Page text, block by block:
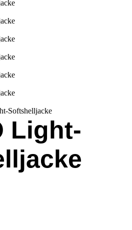
Softshelljacke
Light-